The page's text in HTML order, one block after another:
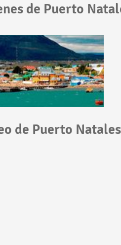
de Puerto
de Puerto Natales